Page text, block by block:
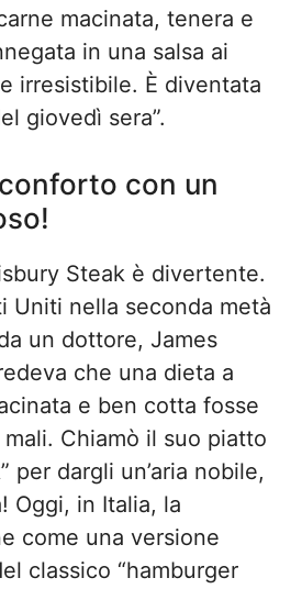
macinata, tenera e
in una salsa ai
irresistibile. È diventata
giovedì sera”.
con un
Steak è divertente.
Uniti nella seconda metà
un dottore, James
che una dieta a
e ben cotta fosse
Chiamò il suo piatto
per dargli un’aria nobile,
Oggi, in Italia, la
come una versione
classico “hamburger